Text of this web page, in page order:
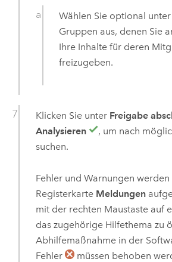
Wählen Sie optional
Gruppen aus, denen Sie
Ihre Inhalte für deren
freizugeben.
Klicken Sie unter Freigabe
Analysieren
, um nach
suchen.
Fehler und Warnungen
Registerkarte Meldungen
mit der rechten Maustaste auf
das zugehörige Hilfethema zu
Abhilfemaßnahme in der
Fehler
müssen behoben